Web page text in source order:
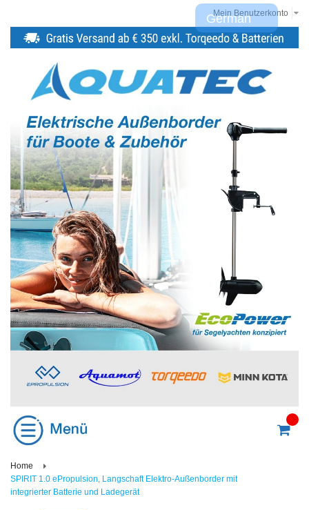
Mein Benutzerkonto
Home
SPIRIT 1.0 ePropulsion, Langschaft Elektro-Außenborder mit
integrierter Batterie und Ladegerät